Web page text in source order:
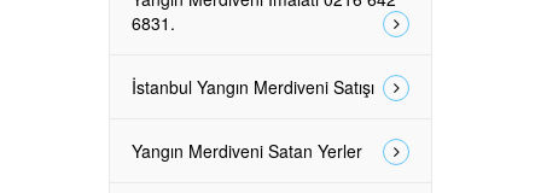
6831.
İstanbul Yangın Merdiveni Satışı
Yangın Merdiveni Satan Yerler